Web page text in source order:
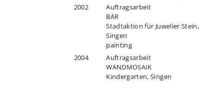
2002
Auftragsarbeit
BÄR
Stadtaktion für Juwelier Stein,
Singen
painting
2004
Auftragsarbeit
WANDMOSAIK
Kindergarten, Singen